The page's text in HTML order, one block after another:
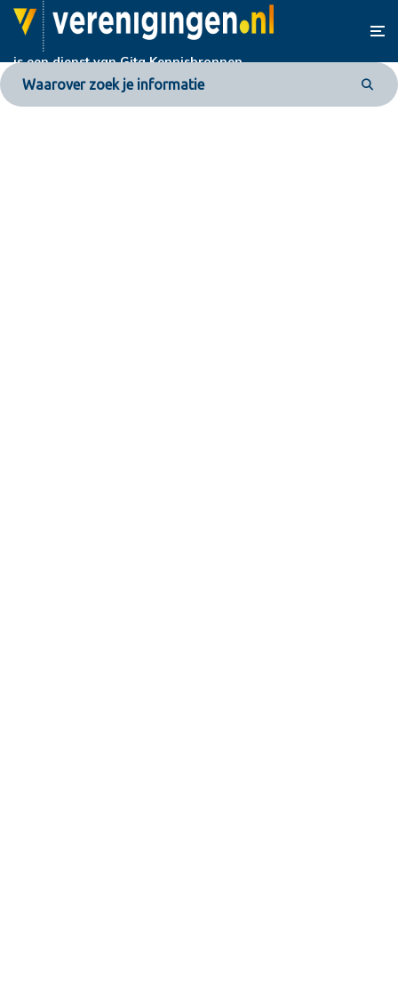
is een dienst vanGita Kennisbronnen